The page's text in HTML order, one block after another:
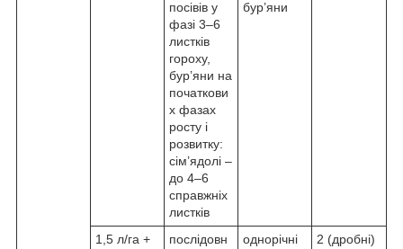
посівів у
фазі 3–6
листків
гороху,
бур’яни на
початкови
х фазах
росту і
розвитку:
сім’ядолі –
до 4–6
справжніх
листків
бур’яни
1,5 л/га + послідовн однорічні 2 (дробні)